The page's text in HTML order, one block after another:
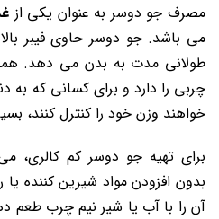
مصرف جو دوسر به عنوان یکی از
می باشد. جو دوسر حاوی فیبر
طولانی مدت به بدن می‌ دهد.
چربی را دارد و برای کسانی که
خواهند وزن خود را کنترل کنند،
برای تهیه جو دوسر کم کالری،
بدون افزودن مواد شیرین ‌کننده یا
آن را با آب یا شیر نیم چرب طعم